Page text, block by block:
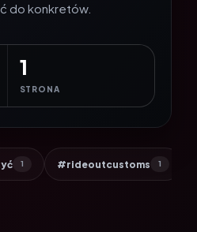
do konkretów.
1
STRONA
1 #rideoutcustoms 1